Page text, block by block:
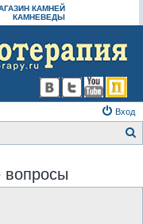
КАМНЕЙ
КАМНЕВЕДЫ
Вход
с
вопросы